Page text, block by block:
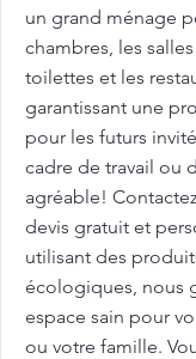
un grand ménage
chambres, les
toilettes et les
garantissant une
pour les futurs
cadre de travail ou
agréable!
devis gratuit et
utilisant des
écologiques, nous
espace sain pour
ou votre famille.